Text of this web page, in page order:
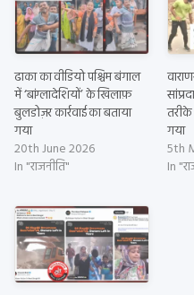
ढाका का वीडियो पश्चिम बंगाल
में ‘बांग्लादेशियों’ के खिलाफ़
बुलडोज़र कार्रवाई का बताया
गया
20th June 2026
In "राजनीति"
गया
5th
In